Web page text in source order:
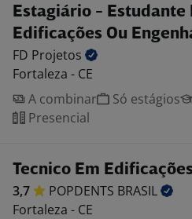
Estagiário - Estudante
Edificações Ou
FD Projetos
Fortaleza - CE
A combinar
Só estágios
Presencial
Tecnico Em Edificações
3,7 POPDENTS BRASIL
Fortaleza - CE